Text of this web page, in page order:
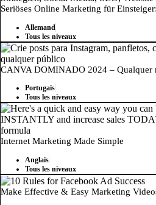
Seriöses Online Marketing für
Allemand
Tous les niveaux
CANVA DOMINADO 2024 – Qualquer
Portugais
Tous les niveaux
Internet Marketing Made Simple
Anglais
Tous les niveaux
Make Effective & Easy Marketing